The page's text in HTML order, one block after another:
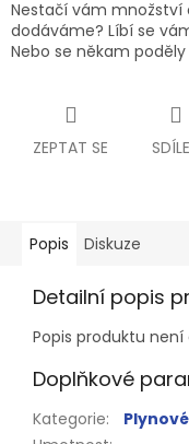
Nestačí vám množství
dodáváme? Líbí se
Nebo se někam
ZEPTAT SE
Popis Diskuze
Detailní popis
Popis produktu
Doplňkové
Kategorie: